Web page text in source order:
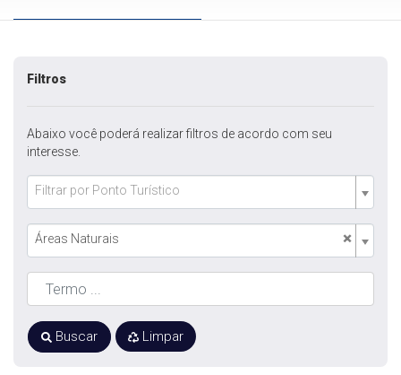
Filtros
Abaixo você poderá realizar filtros de acordo com seu
interesse.
Filtrar por Ponto Turístico
×
Áreas Naturais
Buscar Limpar